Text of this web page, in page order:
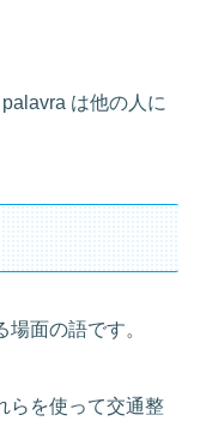
は他の人に
面の語です。
らを使って交通整